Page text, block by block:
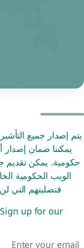
يتم إصدار جميع
يمكننا ضمان إصدار
حكومية. يمكن تقديم
الويب الحكومية
قنصليتهم التي
up for our